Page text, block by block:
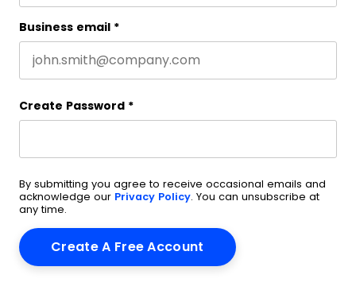
Business email *
Create Password *
By submitting you agree to receive occasional emails and
acknowledge our Privacy Policy. You can unsubscribe at
any time.